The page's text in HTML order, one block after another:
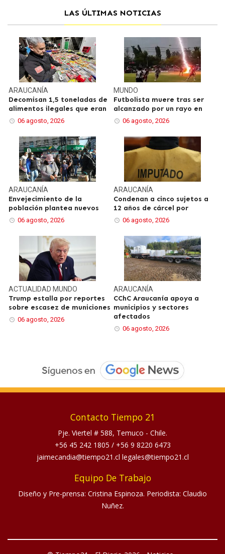
LAS ÚLTIMAS NOTICIAS
ARAUCANÍA
Decomisan 1,5 toneladas de
alimentos ilegales que eran
06 agosto, 2026
MUNDO
Futbolista muere tras ser
alcanzado por un rayo en
06 agosto, 2026
ARAUCANÍA
Envejecimiento de la
población plantea nuevos
06 agosto, 2026
ARAUCANÍA
Condenan a cinco sujetos a
12 años de cárcel por
06 agosto, 2026
ACTUALIDAD MUNDO
Trump estalla por reportes
sobre escasez de municiones
06 agosto, 2026
ARAUCANÍA
CChC Araucanía apoya a
municipios y sectores
afectados
06 agosto, 2026
Contacto Tiempo 21
Pje. Viertel # 588, Temuco - Chile.
+56 45 242 1805 / +56 9 8220 6473
jaimecandia@tiempo21.cl legales@tiempo21.cl
Equipo De Trabajo
Diseño y Pre-prensa: Cristina Espinoza. Periodista: Claudio
Nuñez.